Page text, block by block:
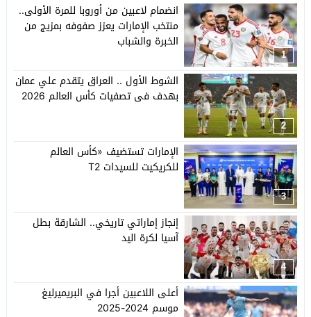
1
انضمام لاعبين من أوروبا للمرة الأولى..
منتخب الإمارات يعزز صفوفه بمزيج من
الخبرة والشباب
2
الشوط الأول .. العراق يتقدم علي عمان
بهدف فى تصفيات كأس العالم 2026
3
الإمارات تستضيف «كأس العالم
للكريكيت للسيدات T2
4
إنجاز إماراتي تاريخي.. الشارقة بطل
آسيا لكرة اليد
أعلى اللاعبين أجرا في البريميرليغ
موسم 2024-2025